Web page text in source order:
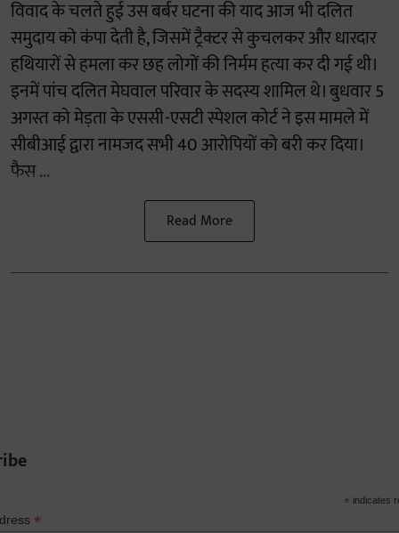
विवाद के चलते हुई उस बर्बर घटना की याद आज भी दलित
समुदाय को कंपा देती है, जिसमें ट्रैक्टर से कुचलकर और धारदार
हथियारों से हमला कर छह लोगों की निर्मम हत्या कर दी गई थी।
इनमें पांच दलित मेघवाल परिवार के सदस्य शामिल थे। बुधवार 5
अगस्त को मेड़ता के एससी-एसटी स्पेशल कोर्ट ने इस मामले में
सीबीआई द्वारा नामजद सभी 40 आरोपियों को बरी कर दिया।
फैस ...
Read More
* indicates
*